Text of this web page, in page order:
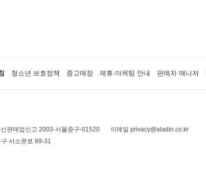
청소년 보호정책 중고매장 제휴·마케팅 안내 판매자 매니저
판매업신고 2003-서울중구-01520
이메일 privacy@aladin.co.kr
서소문로 89-31